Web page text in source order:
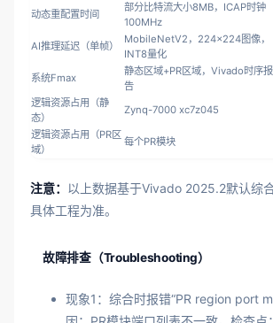
动态重配置时间
部分比特流大小8MB，ICAP时钟
100MHz
AI推理延迟（单帧）
MobileNetV2，224×224图像，
INT8量化
系统Fmax
静态区域+PR区域，Vivado时序报
告
逻辑资源占用（静
态）
Zynq-7000 xc7z045
逻辑资源占用（PR区
域）
每个PR模块
注意： 以上数据基于Vivado 2025.2默认综
具体工程为准。
故障排查（Troubleshooting）
现象1：综合时报错“PR region port